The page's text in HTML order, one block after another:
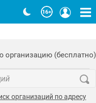
организацию (бесплатно)
организаций по адресу